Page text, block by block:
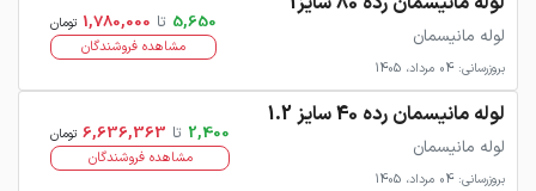
لوله مانیسمان
بروزرسانی: 04 مرداد، 1405
5,650 تا 1,780,000 تومان
مشاهده فروشندگان
لوله مانیسمان رده 40 سایز 1.2
لوله مانیسمان
بروزرسانی: 04 مرداد، 1405
2,400 تا 6,636,363 تومان
مشاهده فروشندگان